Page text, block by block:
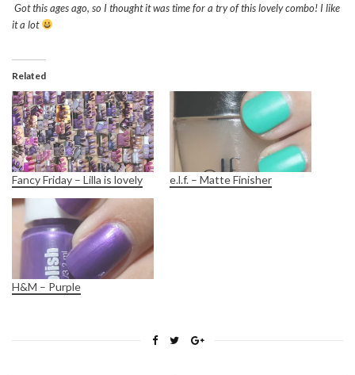
Got this ages ago, so I thought it was time for a try of this lovely combo! I like
it a lot
Related
Fancy Friday – Lilla is lovely e.l.f. – Matte Finisher
H&M – Purple